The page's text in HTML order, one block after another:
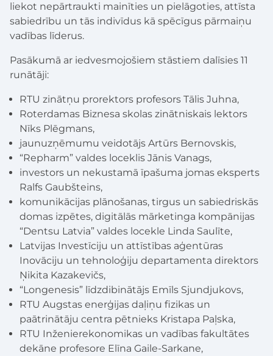
liekot nepārtraukti mainīties un pielāgoties, attīsta
sabiedrību un tās indivīdus kā spēcīgus pārmaiņu
vadības līderus.
Pasākumā ar iedvesmojošiem stāstiem dalīsies 11
runātāji:
RTU zinātņu prorektors profesors Tālis Juhna,
Roterdamas Biznesa skolas zinātniskais lektors
Nīks Plēgmans,
jaunuzņēmumu veidotājs Artūrs Bernovskis,
“Repharm” valdes loceklis Jānis Vanags,
investors un nekustamā īpašuma jomas eksperts
Ralfs Gaubšteins,
komunikācijas plānošanas, tirgus un sabiedriskās
domas izpētes, digitālās mārketinga kompānijas
“Dentsu Latvia” valdes locekle Linda Saulīte,
Latvijas Investīciju un attīstības aģentūras
Inovāciju un tehnoloģiju departamenta direktors
Ņikita Kazakevičs,
“Longenesis” līdzdibinātājs Emīls Sjundjukovs,
RTU Augstas enerģijas daļiņu fizikas un
paātrinātāju centra pētnieks Kristapa Paļska,
RTU Inženierekonomikas un vadības fakultātes
dekāne profesore Elīna Gaile-Sarkane,